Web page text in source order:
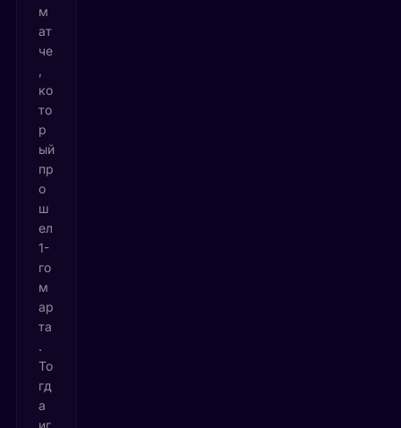
м
ат
че
ко
то
р
ый
пр
о
ш
ел
1-
го
м
ар
та
.
То
гд
а
иг